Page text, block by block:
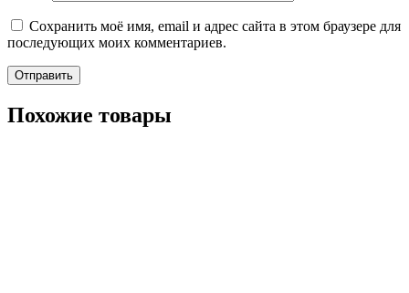
Сохранить моё имя, email и адрес сайта в этом браузере для
последующих моих комментариев.
Похожие товары